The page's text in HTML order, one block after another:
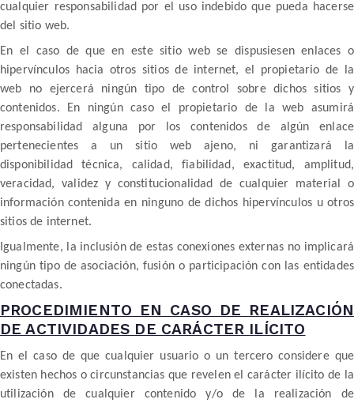
cualquier responsabilidad por el uso indebido que pueda hacerse
del sitio web.
En el caso de que en este sitio web se dispusiesen enlaces o
hipervínculos hacia otros sitios de internet, el propietario de la
web no ejercerá ningún tipo de control sobre dichos sitios y
contenidos. En ningún caso el propietario de la web asumirá
responsabilidad alguna por los contenidos de algún enlace
pertenecientes a un sitio web ajeno, ni garantizará la
disponibilidad técnica, calidad, fiabilidad, exactitud, amplitud,
veracidad, validez y constitucionalidad de cualquier material o
información contenida en ninguno de dichos hipervínculos u otros
sitios de internet.
Igualmente, la inclusión de estas conexiones externas no implicará
ningún tipo de asociación, fusión o participación con las entidades
conectadas.
PROCEDIMIENTO EN CASO DE REALIZACIÓN
DE ACTIVIDADES DE CARÁCTER ILÍCITO
En el caso de que cualquier usuario o un tercero considere que
existen hechos o circunstancias que revelen el carácter ilícito de la
utilización de cualquier contenido y/o de la realización de